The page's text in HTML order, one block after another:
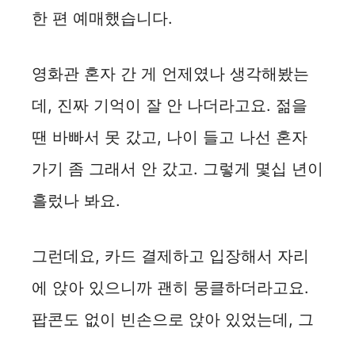
한 편 예매했습니다.
영화관 혼자 간 게 언제였나 생각해봤는
데, 진짜 기억이 잘 안 나더라고요. 젊을
땐 바빠서 못 갔고, 나이 들고 나선 혼자
가기 좀 그래서 안 갔고. 그렇게 몇십 년이
흘렀나 봐요.
그런데요, 카드 결제하고 입장해서 자리
에 앉아 있으니까 괜히 뭉클하더라고요.
팝콘도 없이 빈손으로 앉아 있었는데, 그